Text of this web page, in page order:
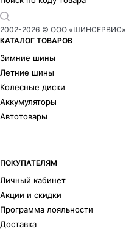
Акцент
Аламида
2
Алгама 2
Арнар-Оригинал
Арнар 24
Атакама-Оригинал
Атлас-Оригинал
Аттика
1
Авиор
26
Айона 17
Айсберг
2002-2026 © ООО «ШИНСЕРВИС»
КАТАЛОГ ТОВАРОВ
Зимние шины
Летние шины
Колесные диски
Аккумуляторы
Автотовары
ПОКУПАТЕЛЯМ
Личный кабинет
Акции и скидки
Программа лояльности
Доставка